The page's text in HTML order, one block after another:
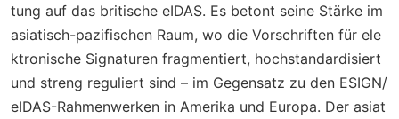
tung auf das britische eIDAS. Es betont seine Stärke im
asiatisch-pazifischen Raum, wo die Vorschriften für ele
ktronische Signaturen fragmentiert, hochstandardisiert
und streng reguliert sind – im Gegensatz zu den ESIGN/
eIDAS-Rahmenwerken in Amerika und Europa. Der asiat